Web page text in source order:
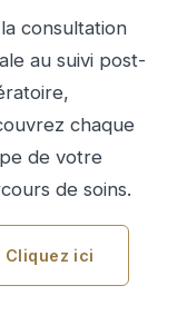
consultation
au suivi post-
chaque
de votre
de soins.
Cliquez ici